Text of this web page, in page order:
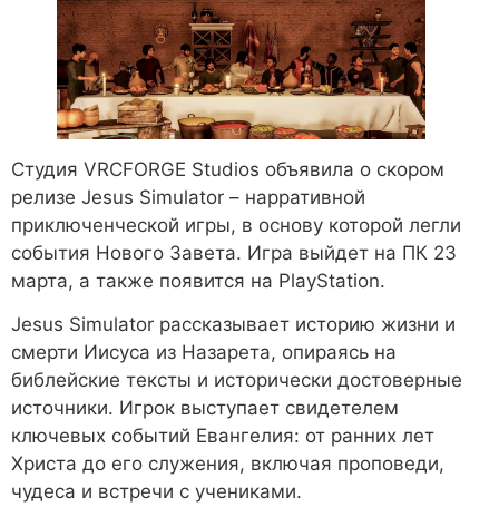
Студия VRCFORGE Studios объявила о скором
релизе Jesus Simulator – нарративной
приключенческой игры, в основу которой легли
события Нового Завета. Игра выйдет на ПК 23
марта, а также появится на PlayStation.
Jesus Simulator рассказывает историю жизни и
смерти Иисуса из Назарета, опираясь на
библейские тексты и исторически достоверные
источники. Игрок выступает свидетелем
ключевых событий Евангелия: от ранних лет
Христа до его служения, включая проповеди,
чудеса и встречи с учениками.